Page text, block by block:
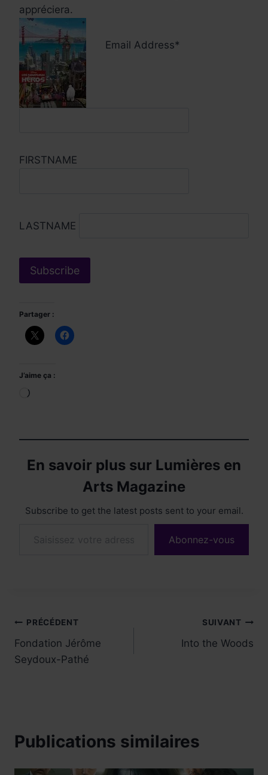
appréciera.
Email Address*
FIRSTNAME
LASTNAME
Partager :
J’aime ça :
Chargement…
En savoir plus sur Lumières en
Arts Magazine
Subscribe to get the latest posts sent to your email.
Abonnez-vous
Navigation
de
PRÉCÉDENT
Fondation Jérôme
Seydoux-Pathé
SUIVANT
Into the Woods
Publications similaires